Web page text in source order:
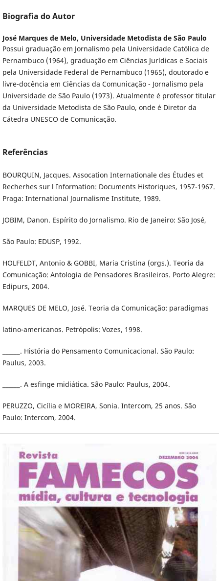
Biografia do Autor
José Marques de Melo, Universidade Metodista de São Paulo
Possui graduação em Jornalismo pela Universidade Católica de
Pernambuco (1964), graduação em Ciências Jurídicas e Sociais
pela Universidade Federal de Pernambuco (1965), doutorado e
livre-docência em Ciências da Comunicação - Jornalismo pela
Universidade de São Paulo (1973). Atualmente é professor titular
da Universidade Metodista de São Paulo, onde é Diretor da
Cátedra UNESCO de Comunicação.
Referências
BOURQUIN, Jacques. Assocation Internationale des Études et
Recherhes sur l ´Information: Documents Historiques, 1957-1967.
Praga: International Journalisme Institute, 1989.
JOBIM, Danon. Espírito do Jornalismo. Rio de Janeiro: São José,
São Paulo: EDUSP, 1992.
HOLFELDT, Antonio & GOBBI, Maria Cristina (orgs.). Teoria da
Comunicação: Antologia de Pensadores Brasileiros. Porto Alegre:
Edipurs, 2004.
MARQUES DE MELO, José. Teoria da Comunicação: paradigmas
latino-americanos. Petrópolis: Vozes, 1998.
______. História do Pensamento Comunicacional. São Paulo:
Paulus, 2003.
______. A esfinge midiática. São Paulo: Paulus, 2004.
PERUZZO, Cicília e MOREIRA, Sonia. Intercom, 25 anos. São
Paulo: Intercom, 2004.